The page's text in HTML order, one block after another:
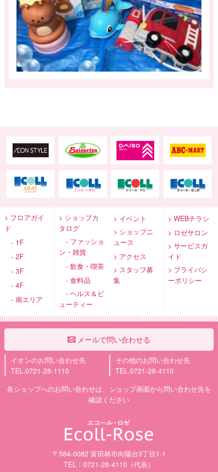
> フロアガイ
ド
- 1F
- 2F
- 3F
- 4F
- 南エリア
> ショップカ
タログ
- ファッショ
ン・雑貨
- 飲食・喫茶
- 食料品
- ヘルス＆ビ
ューティー
> イベント
> ショップニ
ュース
> アクセス
> スタッフ募
集
> WEBチラシ
> ロゼサロン
> サービスガ
イド
> プライバシ
ーポリシー
メールで問い合わせる
イオンのお問い合わせ先
TEL.0721-28-1110
その他のお問い合わせ先
TEL.0721-28-4110
各ショップへのお問い合わせは、ショップ画面から問い合わせ先を
確認ください
〒584-0082 富田林市向陽台3丁目1-1
TEL：0721-28-4110（代表）